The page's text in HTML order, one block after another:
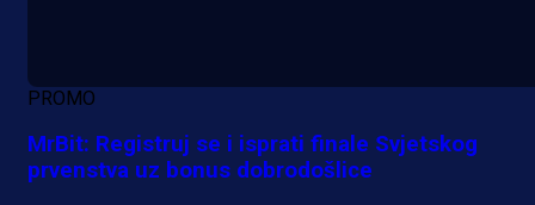
PROMO
MrBit: Registruj se i isprati finale Svjetskog
prvenstva uz bonus dobrodošlice